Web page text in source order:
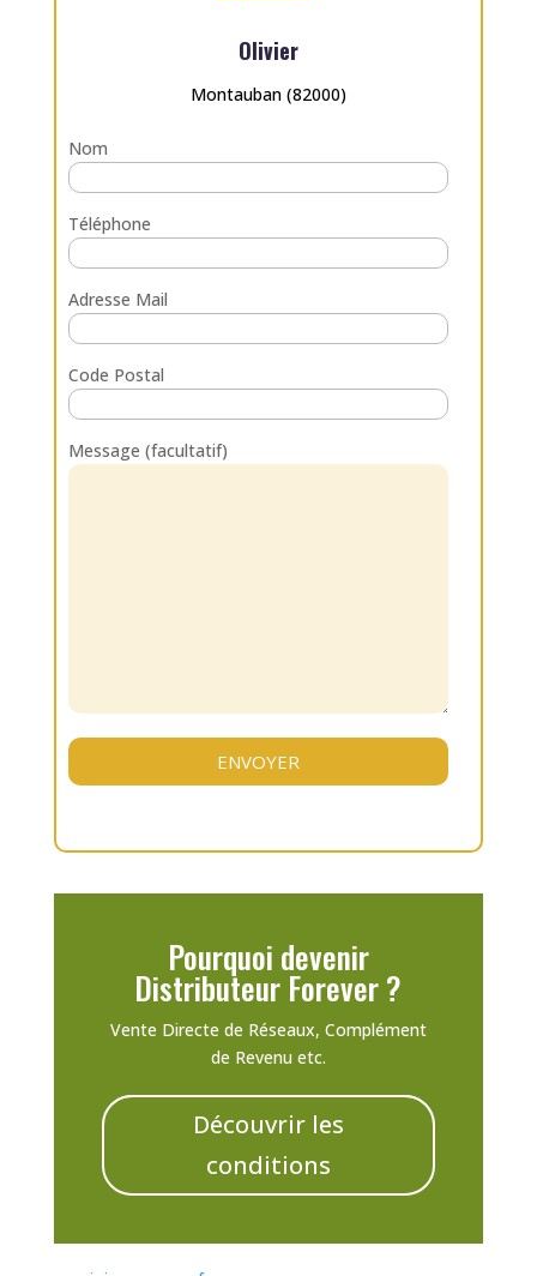
Olivier
Montauban (82000)
Nom
Téléphone
Adresse Mail
Code Postal
Message (facultatif)
Pourquoi devenir
Distributeur Forever ?
Vente Directe de Réseaux, Complément
de Revenu etc.
Découvrir les
conditions